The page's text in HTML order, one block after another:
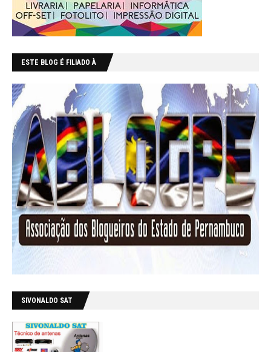
ESTE BLOG É FILIADO À
SIVONALDO SAT